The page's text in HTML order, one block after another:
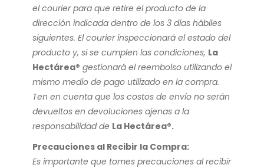
el courier para que retire el producto de la
dirección indicada dentro de los 3 días hábiles
siguientes. El courier inspeccionará el estado del
producto y, si se cumplen las condiciones, La
Hectárea® gestionará el reembolso utilizando el
mismo medio de pago utilizado en la compra.
Ten en cuenta que los costos de envío no serán
devueltos en devoluciones ajenas a la
responsabilidad de La Hectárea®.
Precauciones al Recibir la Compra:
Es importante que tomes precauciones al recibir